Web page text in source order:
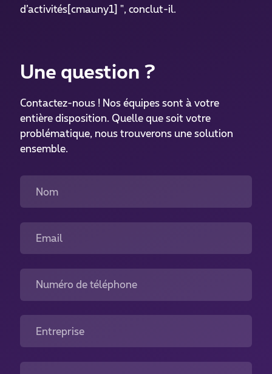
d’activités[cmauny1] ", conclut-il.
Une question ?
Contactez-nous ! Nos équipes sont à votre
entière disposition. Quelle que soit votre
problématique, nous trouverons une solution
ensemble.
Nom
Email
Numéro de téléphone
Entreprise